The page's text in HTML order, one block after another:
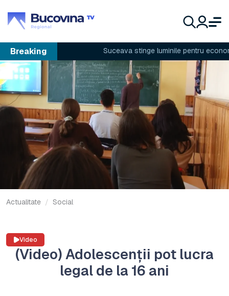
Breaking Suceava stinge luminile pentru economie
Actualitate Social
Video
(Video) Adolescenții pot lucra
legal de la 16 ani